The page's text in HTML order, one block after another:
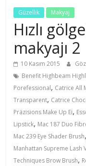
Güzellik Makyaj
Hızlı
makyajı 2
10 Kasım 2015
Benefit Highbeam
Porefessional, Catrice All
Transparent, Catrice
Präzisions Make Up Ei,
Lipstick, Mac 187 Duo
Mac 239 Eye Shader Brush,
Manhattan Supreme Lash
Techniques Brow Brush,